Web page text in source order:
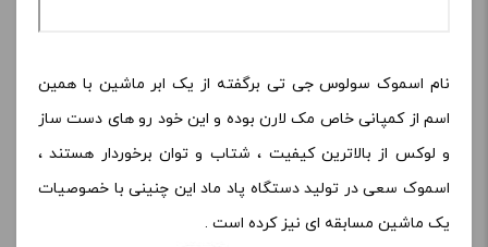
نام اسموک سولوس جی تی برگفته از یک ابر ماشین با همین
اسم از کمپانی خاص مک لارن بوده و این خود رو های دست ساز
و لوکس از بالاترین کیفیت ، شتاب و توان برخوردار هستند ،
اسموک سعی در تولید دستگاه پاد ماد این چنینی با خصوصیات
یک ماشین مسابقه ای نیز کرده است .